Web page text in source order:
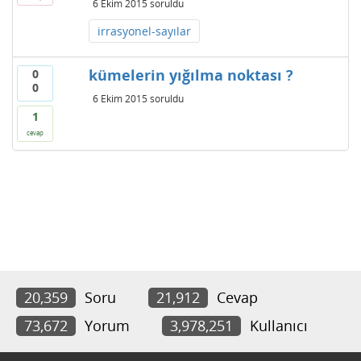
6 Ekim 2015 soruldu
irrasyonel-sayılar
0
0
1
cevap
kümelerin yığılma noktası ?
6 Ekim 2015 soruldu
20,359 Soru 21,912
Cevap
73,672
Yorum 3,978,251 Kullanıcı